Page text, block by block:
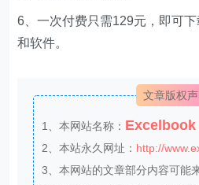
6、一次付费只需129元，即可
和软件。
文章版权声
1、本网站名称： Excelbook
2、本站永久网址： http://
3、本网站的文章部分内容可能